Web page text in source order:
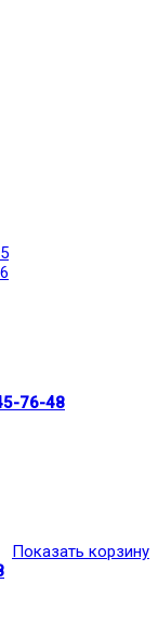
76-48
Показать корзину